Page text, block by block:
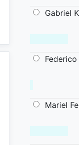
Gabriel
Mariel